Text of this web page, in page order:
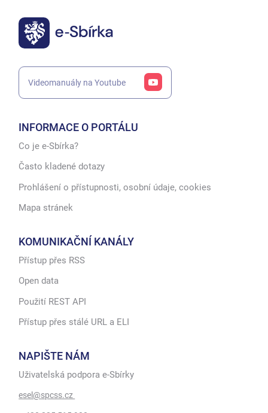
Videomanuály na Youtube
INFORMACE O PORTÁLU
Co je e-Sbírka?
Často kladené dotazy
Prohlášení o přístupnosti, osobní údaje, cookies
Mapa stránek
KOMUNIKAČNÍ KANÁLY
Přístup přes RSS
Open data
Použití REST API
Přístup přes stálé URL a ELI
NAPIŠTE NÁM
Uživatelská podpora e-Sbírky
esel@spcss.cz